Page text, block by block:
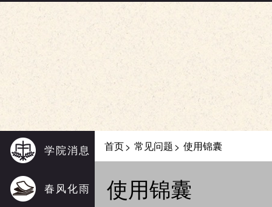
学院消息
春风化雨
首页> 常见问题> 使用锦囊
使用锦囊